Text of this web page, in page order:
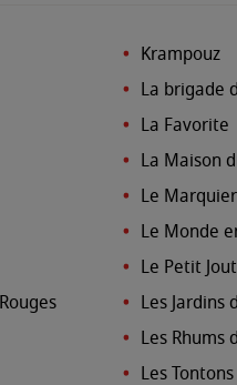
Krampouz
La brigade
La Favorite
La Maison
Le Marquier
Le Monde
Le Petit
Les Jardins
Les Rhums
Les